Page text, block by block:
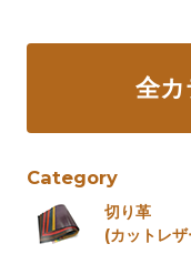
全カ
Category
切り革
(カットレ